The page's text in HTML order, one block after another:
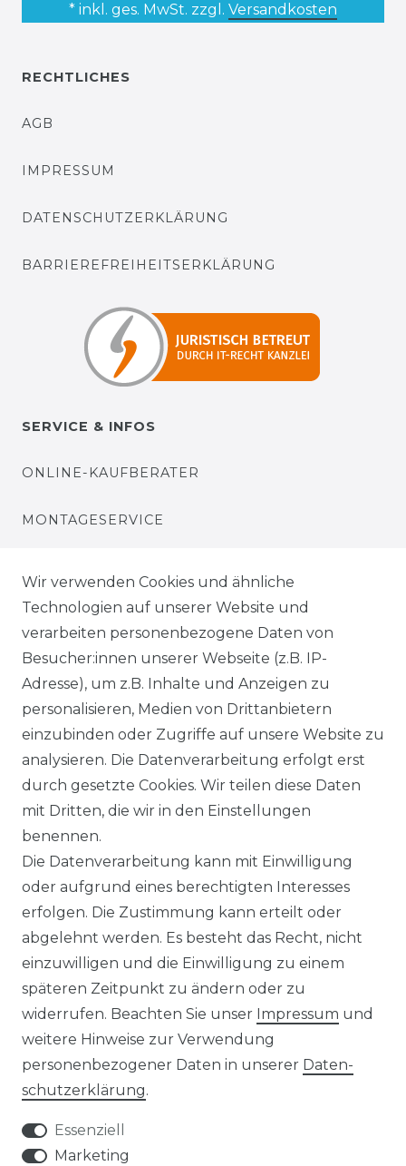
* inkl. ges. MwSt. zzgl. Versandkosten
RECHTLICHES
AGB
IMPRESSUM
DATENSCHUTZERKLÄRUNG
BARRIEREFREIHEITSERKLÄRUNG
SERVICE & INFOS
ONLINE-KAUFBERATER
MONTAGESERVICE
BEZAHLUNG
KLIMA- UND UMWELTSCHUTZ
LEXIKON
UNTERNEHMEN
ÜBER UNS
HERSTELLER
REFERENZEN
Wir verwenden Cookies und ähnliche
Technologien auf unserer Website und
verarbeiten personenbezogene Daten von
Besucher:innen unserer Webseite (z.B. IP-
Adresse), um z.B. Inhalte und Anzeigen zu
personalisieren, Medien von Drittanbietern
einzubinden oder Zugriffe auf unsere Website zu
analysieren. Die Datenverarbeitung erfolgt erst
durch gesetzte Cookies. Wir teilen diese Daten
mit Dritten, die wir in den Einstellungen
benennen.
Die Datenverarbeitung kann mit Einwilligung
oder aufgrund eines berechtigten Interesses
erfolgen. Die Zustimmung kann erteilt oder
abgelehnt werden. Es besteht das Recht, nicht
einzuwilligen und die Einwilligung zu einem
späteren Zeitpunkt zu ändern oder zu
widerrufen. Beachten Sie unser Impressum und
weitere Hinweise zur Verwendung
personenbezogener Daten in unserer Daten­
schutz­erklärung.
Essenziell
Marketing